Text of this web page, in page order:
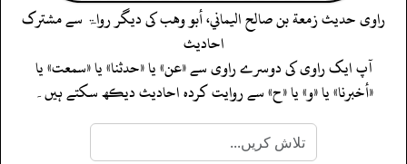
راوی حدیثزمعة بن صالح اليماني، أبو وهبکی دیگر رواۃ سے مشترک
احادیث
آپ ایک راوی کی دوسرے راوی سے «عن» یا «حدثنا» یا «سمعت» یا
«أخبرنا» یا «و» یا «ح» سے روایت کردہ احادیث دیکھ سکتے ہیں۔